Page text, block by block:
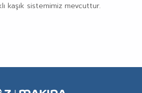
kaşık sistemimiz mevcuttur.